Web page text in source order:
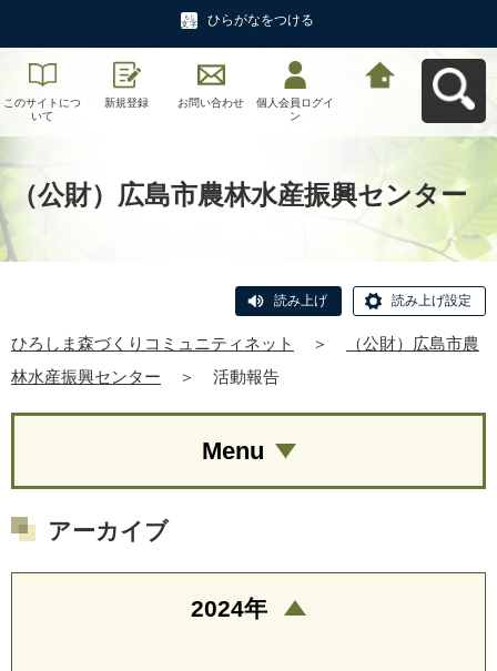
ひらがなをつける
このサイトにつ
いて
新規登録 お問い合わせ
個人会員ログイ
ン
（公財）広島市農林水産振興センター
読み上げ 読み上げ設定
ひろしま森づくりコミュニティネット ＞
（公財）広島市農
林水産振興センター
＞ 活動報告
Menu
アーカイブ
2024年